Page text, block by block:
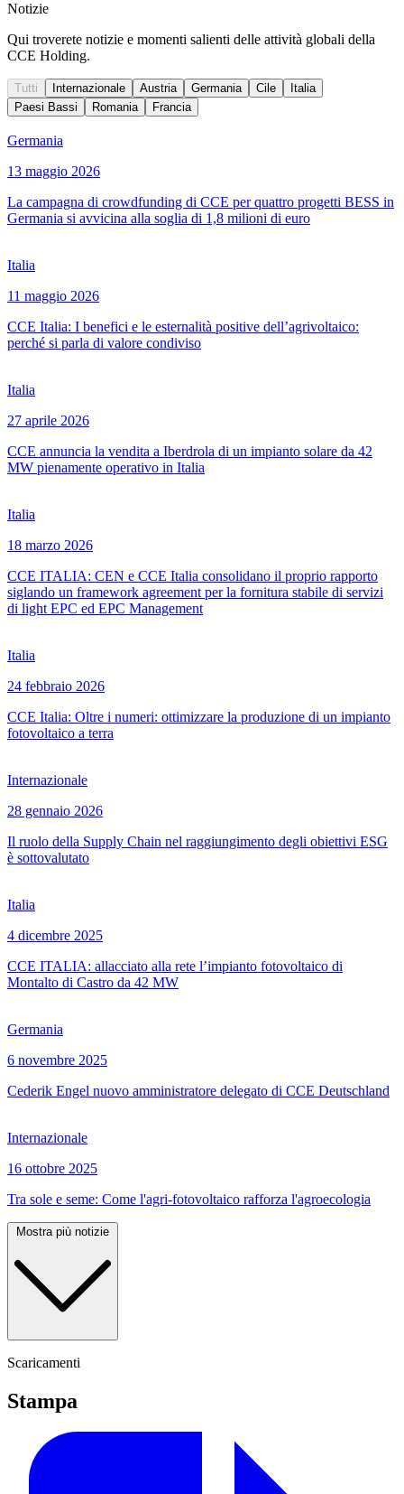
Notizie
Qui troverete notizie e momenti salienti delle attività globali della
CCE Holding.
Tutti Internazionale Austria Germania Cile
Italia
Paesi Bassi
Romania Francia
Germania
13 maggio 2026
La campagna di crowdfunding di CCE per quattro progetti BESS in
Germania si avvicina alla soglia di 1,8 milioni di euro
Italia
11 maggio 2026
CCE Italia: I benefici e le esternalità positive dell’agrivoltaico:
perché si parla di valore condiviso
Italia
27 aprile 2026
CCE annuncia la vendita a Iberdrola di un impianto solare da 42
MW pienamente operativo in Italia
Italia
18 marzo 2026
CCE ITALIA: CEN e CCE Italia consolidano il proprio rapporto
siglando un framework agreement per la fornitura stabile di servizi
di light EPC ed EPC Management
Italia
24 febbraio 2026
CCE Italia: Oltre i numeri: ottimizzare la produzione di un impianto
fotovoltaico a terra
Internazionale
28 gennaio 2026
Il ruolo della Supply Chain nel raggiungimento degli obiettivi ESG
è sottovalutato
Italia
4 dicembre 2025
CCE ITALIA: allacciato alla rete l’impianto fotovoltaico di
Montalto di Castro da 42 MW
Germania
6 novembre 2025
Cederik Engel nuovo amministratore delegato di CCE Deutschland
Internazionale
16 ottobre 2025
Tra sole e seme: Come l'agri-fotovoltaico rafforza l'agroecologia
Scaricamenti
Stampa